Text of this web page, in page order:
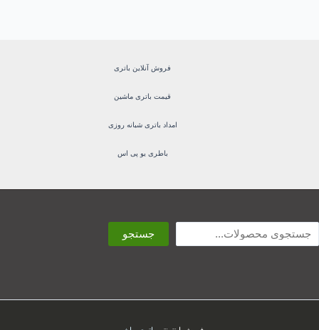
فروش آنلاین باتری
قیمت باتری ماشین
امداد باتری شبانه روزی
باطری یو پی اس
جستجو